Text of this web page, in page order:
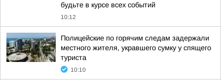
будьте в курсе всех событий
10:12
Полицейские по горячим следам задержали
местного жителя, укравшего сумку у спящего
туриста
10:10